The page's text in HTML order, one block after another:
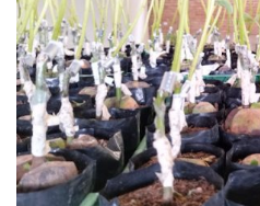
está
en
los
portainjertos
clonales”